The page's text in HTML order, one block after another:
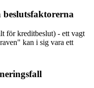
beslutsfaktorerna
för kreditbeslut) - ett vagt
kan i sig vara ett